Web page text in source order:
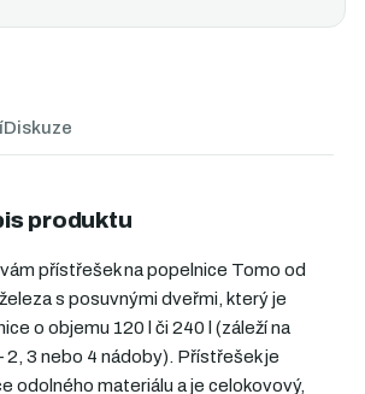
Diskuze
produktu
přístřešek na popelnice Tomo od
s posuvnými dveřmi, který je
o objemu 120 l či 240 l (záleží na
2, 3 nebo 4 nádoby). Přístřešek je
odolného materiálu a je celokovový,